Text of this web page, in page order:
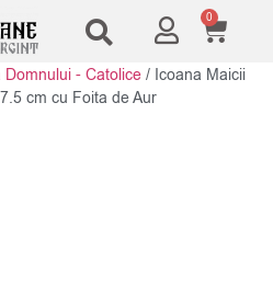
0
Domnului - Catolice / Icoana Maicii
cm cu Foita de Aur